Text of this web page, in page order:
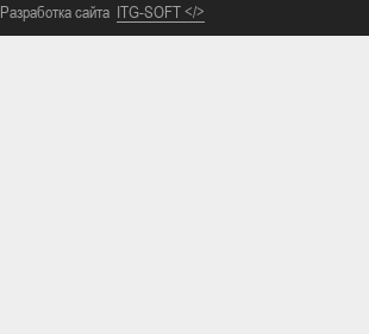
Разработка сайта ITG-SOFT </>